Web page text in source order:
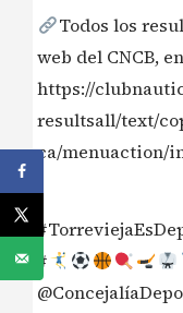
Todos los
web del CNCB,
https://
resultsall/text/
ca/menuaction/
#